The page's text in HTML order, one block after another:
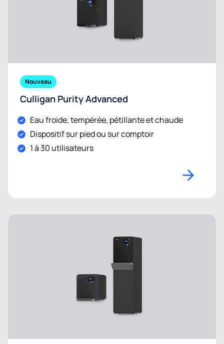
Nouveau
Culligan Purity Advanced
Eau froide, tempérée, pétillante et chaude
Dispositif sur pied ou sur comptoir
1 à 30 utilisateurs